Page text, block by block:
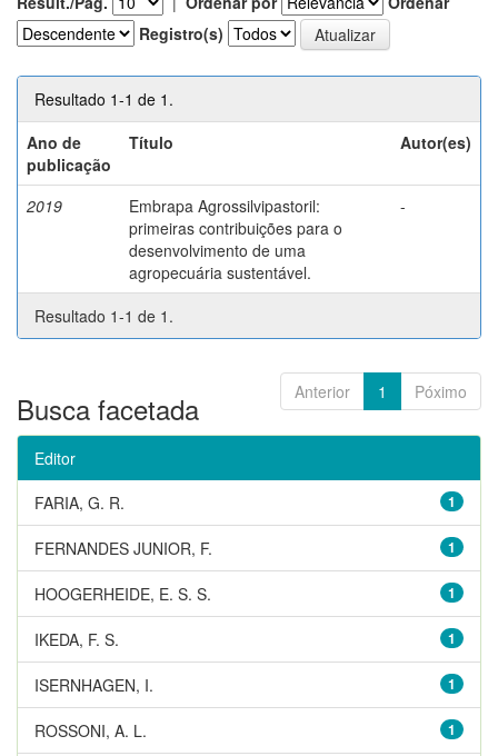
Registro(s)
Resultado 1-1 de 1.
Ano de
publicação
Título Autor(es)
2019
Embrapa Agrossilvipastoril:
primeiras contribuições para o
desenvolvimento de uma
agropecuária sustentável.
-
Resultado 1-1 de 1.
Anterior 1 Póximo
Busca facetada
Editor
1
FARIA, G. R.
1
FERNANDES JUNIOR, F.
1
HOOGERHEIDE, E. S. S.
1
IKEDA, F. S.
1
ISERNHAGEN, I.
1
ROSSONI, A. L.